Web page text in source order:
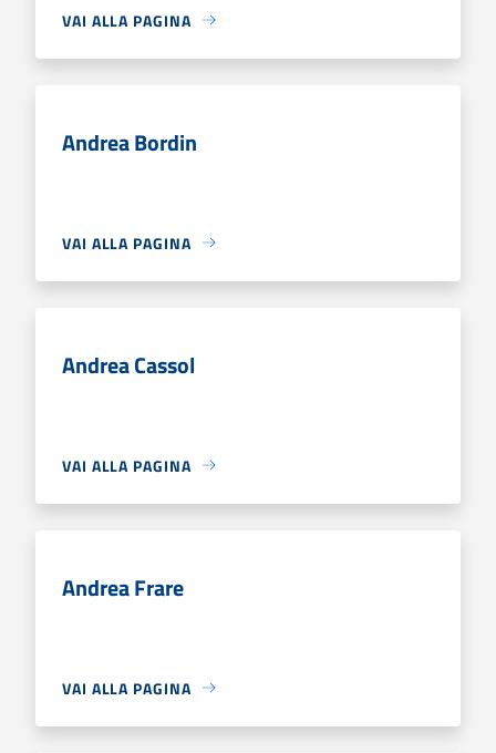
VAI ALLA PAGINA
Andrea Bordin
VAI ALLA PAGINA
Andrea Cassol
VAI ALLA PAGINA
Andrea Frare
VAI ALLA PAGINA